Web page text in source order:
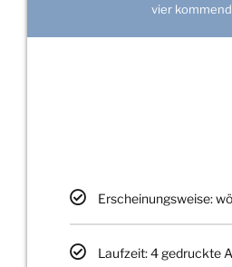
vier
Erscheinungsweise:
Laufzeit: 4 gedruckte